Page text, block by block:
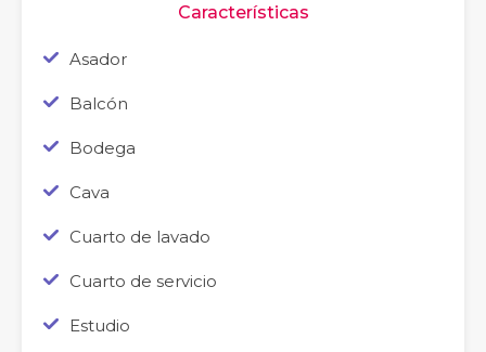
Características
Asador
Balcón
Bodega
Cava
Cuarto de lavado
Cuarto de servicio
Estudio